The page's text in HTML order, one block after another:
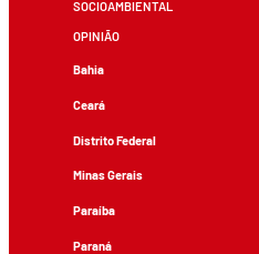
SOCIOAMBIENTAL
OPINIÃO
Bahia
Ceará
Distrito Federal
Minas Gerais
Paraíba
Paraná